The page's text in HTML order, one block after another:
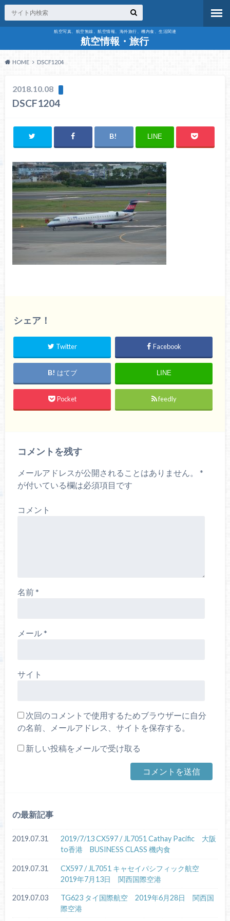
航空写真、航空無線、航空情報、海外旅行、機内食、生活関連
航空情報・旅行
HOME DSCF1204
2018.10.08
DSCF1204
LINE
シェア！
Twitter Facebook
はてブ LINE
Pocket feedly
コメントを残す
メールアドレスが公開されることはありません。
*
が付いている欄は必須項目です
コメント
名前*
メール*
サイト
次回のコメントで使用するためブラウザーに自分
の名前、メールアドレス、サイトを保存する。
新しい投稿をメールで受け取る
の最新記事
2019.07.31
2019/7/13 CX597 / JL7051 Cathay Pacific 大阪
to香港 BUSINESS CLASS 機内食
2019.07.31
CX597 / JL7051 キャセイパシフィック航空
2019年7月13日 関西国際空港
2019.07.03
TG623 タイ国際航空 2019年6月28日 関西国
際空港